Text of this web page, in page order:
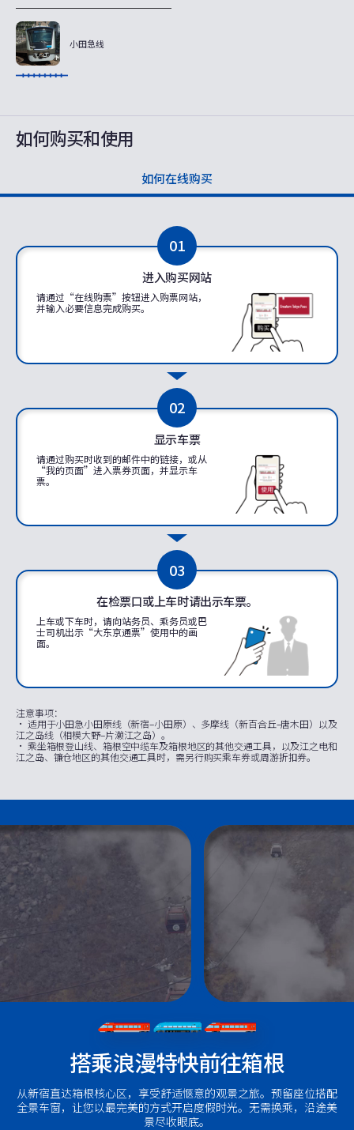
小田急线
如何购买和使用
如何在线购买
01
进入购买网站
请通过“在线购票”按钮进入购票网站，
并输入必要信息完成购买。
02
显示车票
请通过购买时收到的邮件中的链接，或从
“我的页面”进入票券页面，并显示车
票。
03
在检票口或上车时请出示车票。
上车或下车时，请向站务员、乘务员或巴
士司机出示“大东京通票”使用中的画
面。
注意事项：
· 适用于小田急小田原线（新宿–小田原）、多摩线（新百合丘–唐木田）以及
江之岛线（相模大野–片濑江之岛）。
· 乘坐箱根登山线、箱根空中缆车及箱根地区的其他交通工具，以及江之电和
江之岛、镰仓地区的其他交通工具时，需另行购买乘车券或周游折扣券。
搭乘浪漫特快前往箱根
从新宿直达箱根核心区，享受舒适惬意的观景之旅。预留座位搭配
全景车窗，让您以最完美的方式开启度假时光。无需换乘，沿途美
景尽收眼底。